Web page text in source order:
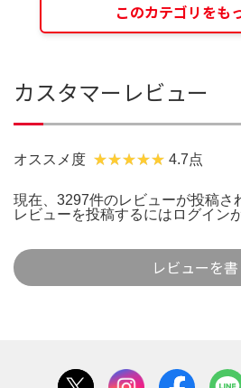
このカテゴリをも
カスタマーレビュー
オススメ度 4.7点
現在、3297件のレビューが投稿さ
レビューを投稿するには ログイン
レビューを書